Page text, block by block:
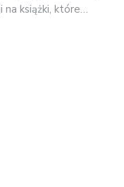
na książki, które…